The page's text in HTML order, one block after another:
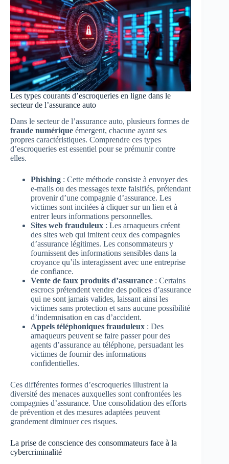
Les types courants d’escroqueries en ligne dans le
secteur de l’assurance auto
Dans le secteur de l’assurance auto, plusieurs formes de
fraude numérique émergent, chacune ayant ses
propres caractéristiques. Comprendre ces types
d’escroqueries est essentiel pour se prémunir contre
elles.
Phishing : Cette méthode consiste à envoyer des
e-mails ou des messages texte falsifiés, prétendant
provenir d’une compagnie d’assurance. Les
victimes sont incitées à cliquer sur un lien et à
entrer leurs informations personnelles.
Sites web frauduleux : Les arnaqueurs créent
des sites web qui imitent ceux des compagnies
d’assurance légitimes. Les consommateurs y
fournissent des informations sensibles dans la
croyance qu’ils interagissent avec une entreprise
de confiance.
Vente de faux produits d’assurance : Certains
escrocs prétendent vendre des polices d’assurance
qui ne sont jamais valides, laissant ainsi les
victimes sans protection et sans aucune possibilité
d’indemnisation en cas d’accident.
Appels téléphoniques frauduleux : Des
arnaqueurs peuvent se faire passer pour des
agents d’assurance au téléphone, persuadant les
victimes de fournir des informations
confidentielles.
Ces différentes formes d’escroqueries illustrent la
diversité des menaces auxquelles sont confrontées les
compagnies d’assurance. Une consolidation des efforts
de prévention et des mesures adaptées peuvent
grandement diminuer ces risques.
La prise de conscience des consommateurs face à la
cybercriminalité